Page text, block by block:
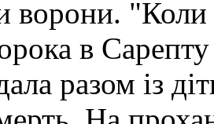
ворони. "Коли
в
разом із